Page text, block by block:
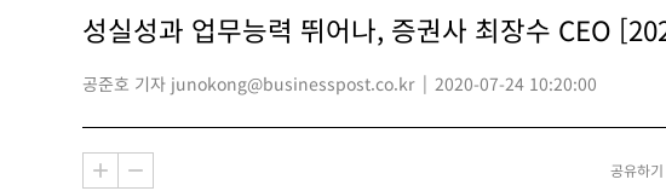
성실성과 업무능력 뛰어나, 증권사 최장수 CEO
공준호 기자 junokong@businesspost.co.kr 2020-07-24 10:20:00
공유하기